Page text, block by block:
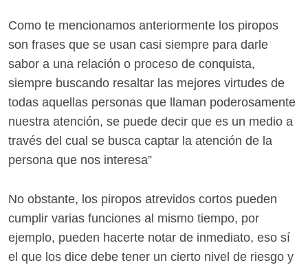
Como te mencionamos anteriormente los piropos
son frases que se usan casi siempre para darle
sabor a una relación o proceso de conquista,
siempre buscando resaltar las mejores virtudes de
todas aquellas personas que llaman poderosamente
nuestra atención, se puede decir que es un medio a
través del cual se busca captar la atención de la
persona que nos interesa”
No obstante, los piropos atrevidos cortos pueden
cumplir varias funciones al mismo tiempo, por
ejemplo, pueden hacerte notar de inmediato, eso sí
el que los dice debe tener un cierto nivel de riesgo y